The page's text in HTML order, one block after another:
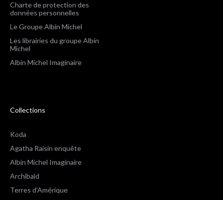
Charte de protection des
données personnelles
Le Groupe Albin Michel
Les librairies du groupe Albin
Michel
Albin Michel Imaginaire
Collections
Koda
Agatha Raisin enquête
Albin Michel Imaginaire
Archibald
Terres d'Amérique